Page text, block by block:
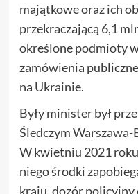
majątkowe oraz ich
przekraczającą 6,1
określone podmioty
zamówienia
na Ukrainie.
Były minister był
Śledczym Warszawa-
W kwietniu 2021 roku
niego środki
kraju, dozór policyjny